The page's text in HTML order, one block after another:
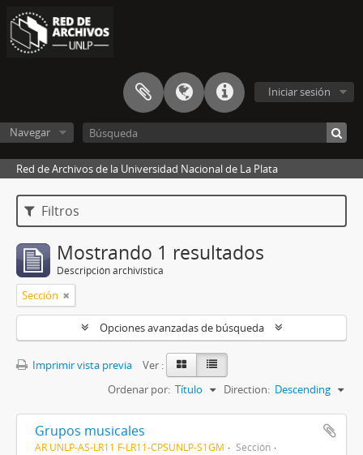
Iniciar sesión
Navegar
Red de Archivos de la Universidad Nacional de La Plata
Filtros
Mostrando 1 resultados
Descripción archivística
Sección
Opciones avanzadas de búsqueda
Imprimir vista previa
Ver :
Ordenar por: Título Direction: Descending
Grupos musicales
AR UNLP-AS-LR11 F-LR11-CPSUNLP-S1GM
Sección